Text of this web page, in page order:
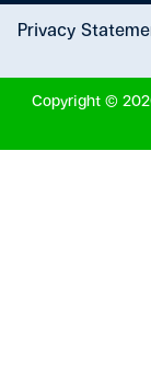
Privacy
Copyright ©